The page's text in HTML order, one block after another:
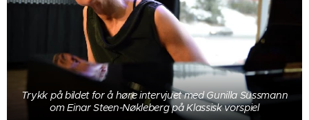
Trykk på bildet for å høre intervjuet med Gunilla Süssmann
om Einar Steen-Nøkleberg på Klassisk vorspiel